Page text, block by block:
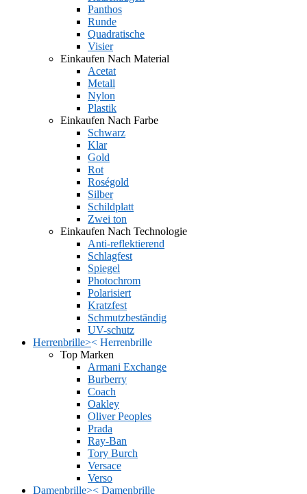
Panthos
Runde
Quadratische
Visier
Einkaufen Nach Material
Acetat
Metall
Nylon
Plastik
Einkaufen Nach Farbe
Schwarz
Klar
Gold
Rot
Roségold
Silber
Schildplatt
Zwei ton
Einkaufen Nach Technologie
Anti-reflektierend
Schlagfest
Spiegel
Photochrom
Polarisiert
Kratzfest
Schmutzbeständig
UV-schutz
Herrenbrille>< Herrenbrille
Top Marken
Armani Exchange
Burberry
Coach
Oakley
Oliver Peoples
Prada
Ray-Ban
Tory Burch
Versace
Verso
Damenbrille>< Damenbrille